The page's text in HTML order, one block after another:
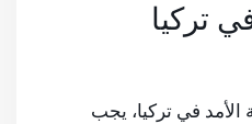
تركيا
في تركيا، يجب